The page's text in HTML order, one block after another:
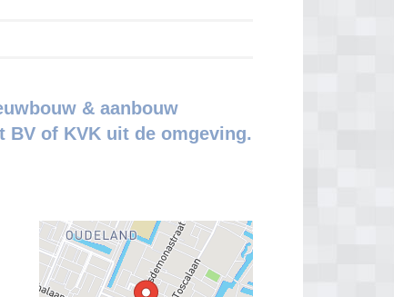
& aanbouw
of KVK uit de omgeving.